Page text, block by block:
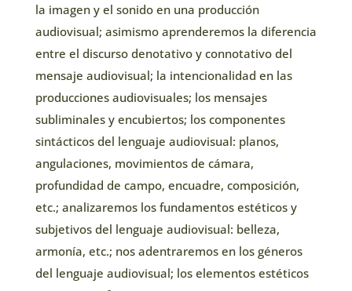
la imagen y el sonido en una producción
audiovisual; asimismo aprenderemos la diferencia
entre el discurso denotativo y connotativo del
mensaje audiovisual; la intencionalidad en las
producciones audiovisuales; los mensajes
subliminales y encubiertos; los componentes
sintácticos del lenguaje audiovisual: planos,
angulaciones, movimientos de cámara,
profundidad de campo, encuadre, composición,
etc.; analizaremos los fundamentos estéticos y
subjetivos del lenguaje audiovisual: belleza,
armonía, etc.; nos adentraremos en los géneros
del lenguaje audiovisual; los elementos estéticos